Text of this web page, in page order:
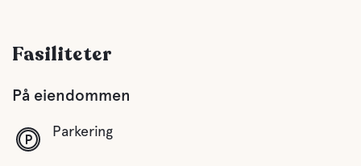
Fasiliteter
På eiendommen
Parkering